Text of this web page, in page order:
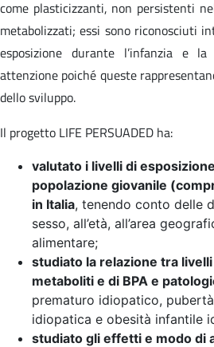
come plasticizzanti, non persistenti
metabolizzati; essi sono riconosciuti
esposizione durante l’infanzia e
attenzione poiché queste
dello sviluppo.
Il progetto LIFE PERSUADED ha:
valutato i livelli di
popolazione giovanile
in Italia, tenendo conto delle
sesso, all’età, all’area
alimentare;
studiato la relazione tra
metaboliti e di BPA e
prematuro idiopatico,
idiopatica e obesità infantile
studiato gli effetti e modo di